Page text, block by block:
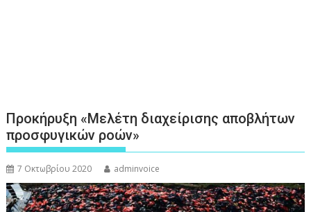
Προκήρυξη «Μελέτη διαχείρισης αποβλήτων
προσφυγικών ροών»
7 Οκτωβρίου 2020 adminvoice